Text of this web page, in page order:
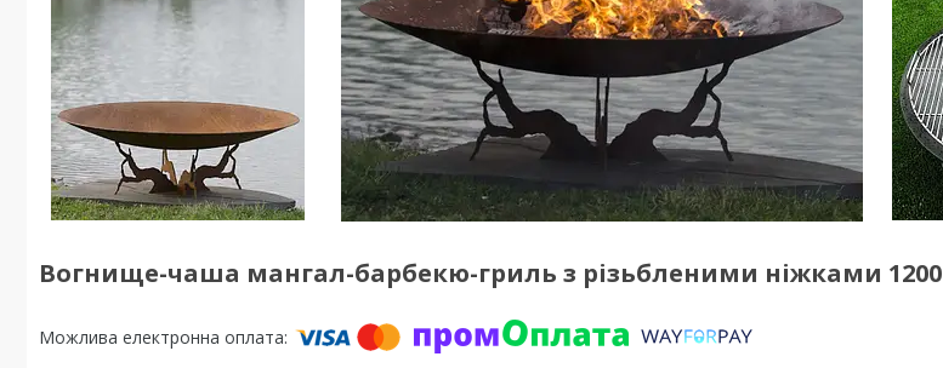
Вогнище-чаша мангал-барбекю-гриль з різьбленими ніжками 1200